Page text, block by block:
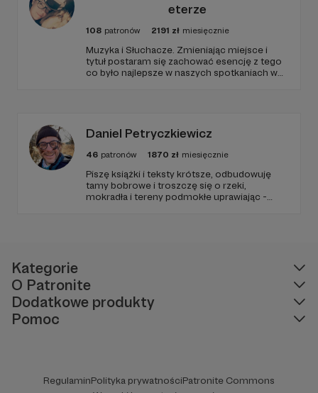
eterze
108 patronów 2191 zł miesięcznie
Muzyka i Słuchacze. Zmieniając miejsce i
tytuł postaram się zachować esencję z tego
co było najlepsze w naszych spotkaniach w
fotografik.
Daniel Petryczkiewicz
46 patronów 1870 zł miesięcznie
Piszę książki i teksty krótsze, odbudowuję
tamy bobrowe i troszczę się o rzeki,
mokradła i tereny podmokłe uprawiając -
Kategorie
O Patronite
Dodatkowe produkty
Pomoc
RegulaminPolityka prywatnościPatronite Commons